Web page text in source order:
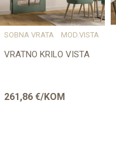
SOBNA VRATA MOD.VISTA
VRATNO KRILO VISTA
261,86 €/KOM